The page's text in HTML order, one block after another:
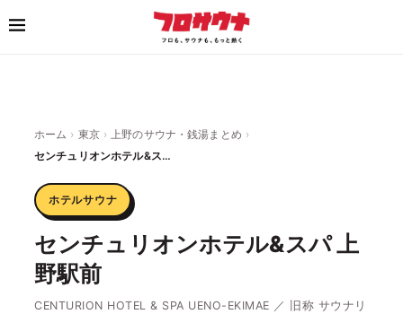
ホーム › 東京 › 上野のサウナ・銭湯まとめ ›
センチュリオンホテル&スパ 上野駅前
ホテルサウナ
センチュリオンホテル&スパ 上
野駅前
CENTURION HOTEL & SPA UENO-EKIMAE ／ 旧称 サウナリ